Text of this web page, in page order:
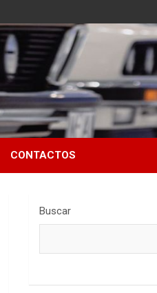
CONTACTOS
Buscar